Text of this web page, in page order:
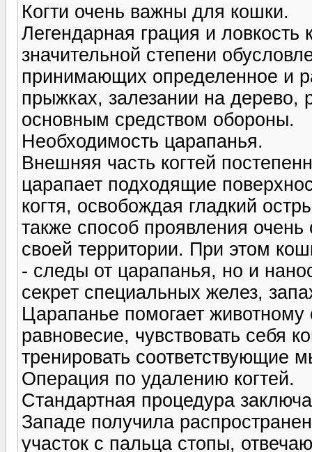
Когти очень важны для кошки.
Легендарная грация и ловкость
значительной степени
принимающих определенное и
прыжках, залезании на дерево,
основным средством обороны.
Необходимость царапанья.
Внешняя часть когтей
царапает подходящие
когтя, освобождая гладкий
также способ проявления очень
своей территории. При этом
- следы от царапанья, но и
секрет специальных желез,
Царапанье помогает животному
равновесие, чувствовать себя
тренировать соответствующие
Операция по удалению когтей.
Стандартная процедура
Западе получила
участок с пальца стопы,